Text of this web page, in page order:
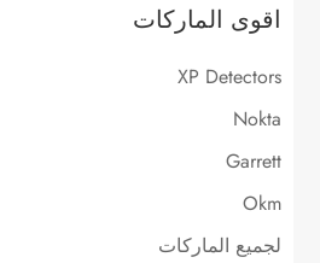
اقوى الماركات
XP Detectors
Nokta
Garrett
Okm
لجميع الماركات